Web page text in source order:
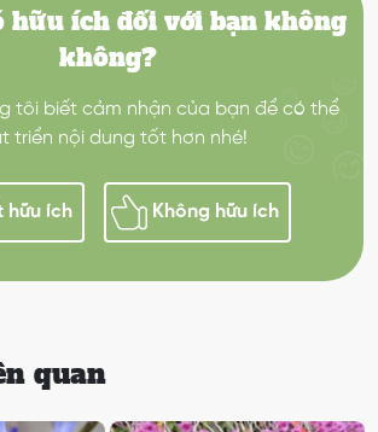
hữu ích đối với bạn không
không?
tôi biết cảm nhận của bạn để có thể
triển nội dung tốt hơn nhé!
hữu ích Không hữu ích
quan